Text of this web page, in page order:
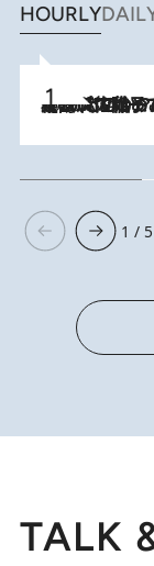
HOURLY
2026.8.5
【阿川佐和子さんの年とる力】なぜ70代で始めた趣味は“こんなに楽しい”のか？ ピアノ、俳句…スランプに陥っても続けられる“ある秘訣”とは
1 / 5
TALK